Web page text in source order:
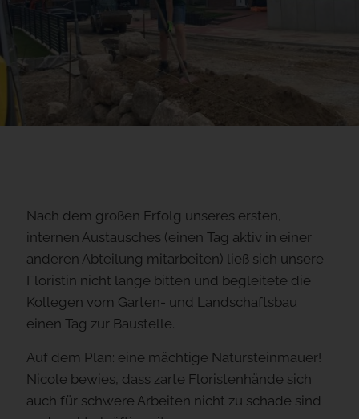
Nach dem großen Erfolg unseres ersten,
internen Austausches (einen Tag aktiv in einer
anderen Abteilung mitarbeiten) ließ sich unsere
Floristin nicht lange bitten und begleitete die
Kollegen vom Garten- und Landschaftsbau
einen Tag zur Baustelle.
Auf dem Plan: eine mächtige Natursteinmauer!
Nicole bewies, dass zarte Floristenhände sich
auch für schwere Arbeiten nicht zu schade sind